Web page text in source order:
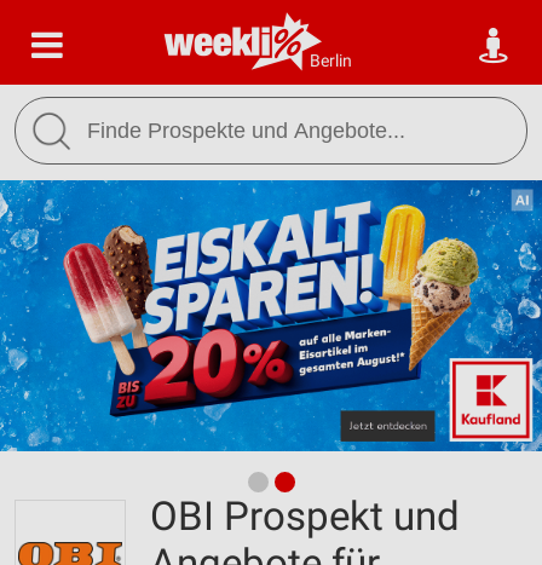
Berlin
OBI Prospekt und